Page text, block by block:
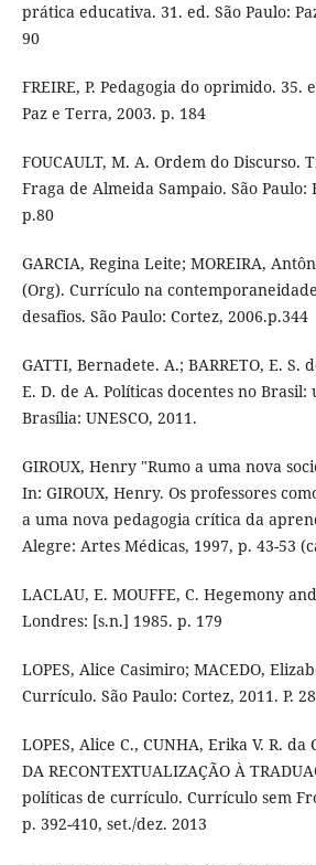
prática educativa. 31. ed. São Paulo:
90
FREIRE, P. Pedagogia do oprimido. 35.
Paz e Terra, 2003. p. 184
FOUCAULT, M. A. Ordem do Discurso.
Fraga de Almeida Sampaio. São Paulo:
p.80
GARCIA, Regina Leite; MOREIRA,
(Org). Currículo na
desafios. São Paulo: Cortez, 2006.p.344
GATTI, Bernadete. A.; BARRETO, E. S.
E. D. de A. Políticas docentes no
Brasília: UNESCO, 2011.
GIROUX, Henry "Rumo a uma nova
In: GIROUX, Henry. Os professores
a uma nova pedagogia crítica da
Alegre: Artes Médicas, 1997, p. 43-53
LACLAU, E. MOUFFE, C. Hegemony
Londres: [s.n.] 1985. p. 179
LOPES, Alice Casimiro; MACEDO,
Currículo. São Paulo: Cortez, 2011. P.
LOPES, Alice C., CUNHA, Erika V. R. da
DA RECONTEXTUALIZAÇÃO À
políticas de currículo. Currículo sem
p. 392-410, set./dez. 2013